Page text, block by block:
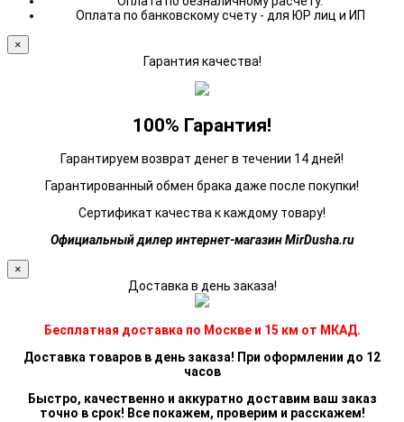
Оплата по банковскому счету - для ЮР лиц и ИП
×
Гарантия качества!
100% Гарантия!
Гарантируем возврат денег в течении 14 дней!
Гарантированный обмен брака даже после покупки!
Сертификат качества к каждому товару!
Официальный дилер интернет-магазин MirDusha.ru
×
Доставка в день заказа!
Бесплатная доставка по Москве и 15 км от МКАД.
Доставка товаров в день заказа! При оформлении до 12
часов
Быстро, качественно и аккуратно доставим ваш заказ
точно в срок! Все покажем, проверим и расскажем!